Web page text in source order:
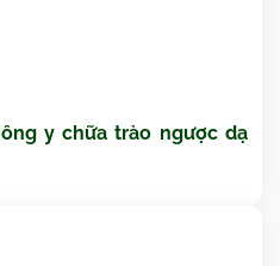
y chữa trào ngược dạ